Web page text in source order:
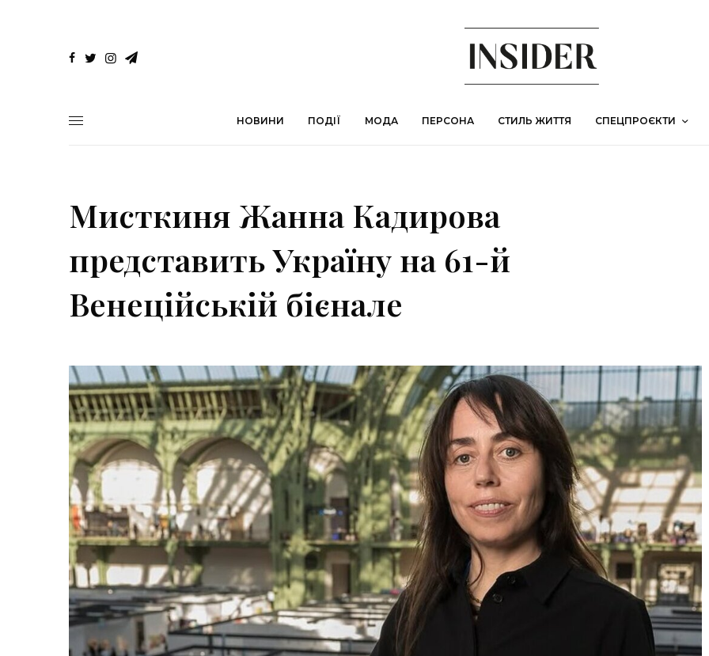
НОВИНИ ПОДІЇ МОДА ПЕРСОНА СТИЛЬ ЖИТТЯ СПЕЦПРОЄКТИ
Мисткиня Жанна Кадирова
представить Україну на 61-й
Венеційській бієнале